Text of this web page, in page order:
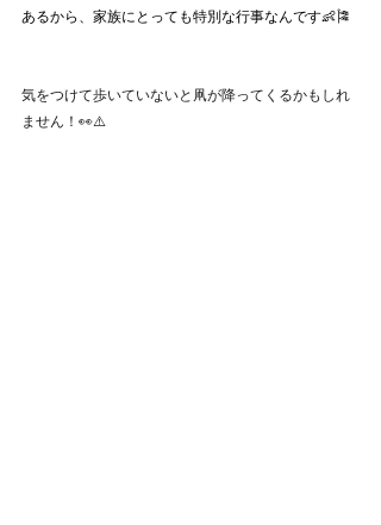
あるから、家族にとっても特別な行事なんです👶🎏
気をつけて歩いていないと凧が降ってくるかもしれ
ません！👀⚠️